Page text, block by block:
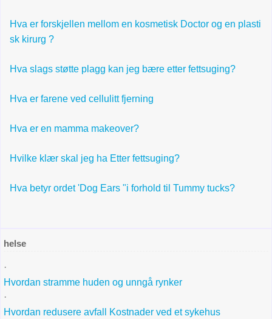
Hva er forskjellen mellom en kosmetisk Doctor og en plasti
sk kirurg ?
Hva slags støtte plagg kan jeg bære etter fettsuging?
Hva er farene ved cellulitt fjerning
Hva er en mamma makeover?
Hvilke klær skal jeg ha Etter fettsuging?
Hva betyr ordet 'Dog Ears "i forhold til Tummy tucks?
helse
·
Hvordan stramme huden og unngå rynker
·
Hvordan redusere avfall Kostnader ved et sykehus